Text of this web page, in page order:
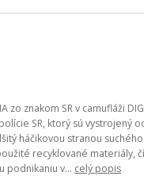
zo znakom SR v camufláži
SR, ktorý sú vystrojený
háčikovou stranou
recyklované materiály,
podnikaniu v... celý popis